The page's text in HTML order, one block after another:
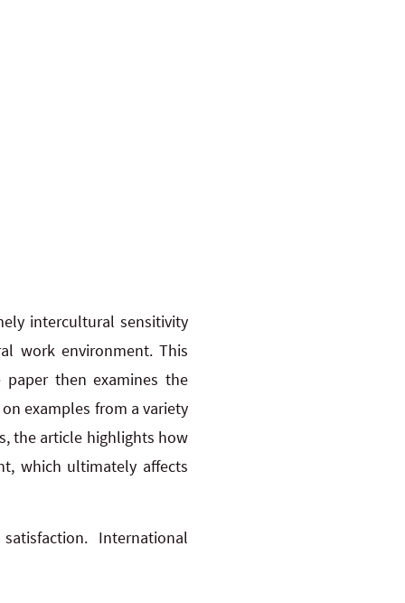
intercultural sensitivity
work environment. This
paper then examines the
examples from a variety
the article highlights how
which ultimately affects
International